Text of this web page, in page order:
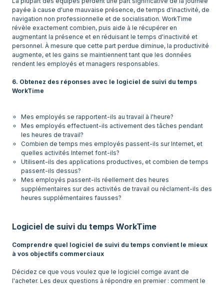
payée à cause d'une mauvaise présence, de temps d'inactivité, de
navigation non professionnelle et de socialisation. WorkTime
révèle exactement combien, puis aide à le récupérer en
augmentant la présence et en réduisant le temps d'inactivité et
personnel. À mesure que cette part perdue diminue, la productivité
augmente, et les gains se maintiennent tant que les données
rendent les employés et managers responsables.
6. Obtenez des réponses avec le logiciel de suivi du temps
WorkTime
Mes employés se rapportent-ils au travail à l'heure?
Mes employés effectuent-ils activement des tâches pendant
les heures de travail?
Combien de temps mes employés passent-ils sur Internet, et
quelles activités Internet font-ils?
Utilisent-ils des applications productives, et combien de temps
passent-ils dessus?
Mes employés passent-ils réellement des heures
supplémentaires sur des activités de travail ou réclament-ils des
heures supplémentaires fausses?
Logiciel de suivi du temps WorkTime
Comprendre quel logiciel de suivi du temps convient le mieux
à vos objectifs commerciaux
Décidez ce que vous voulez que le logiciel corrige avant de
l'acheter. Les deux questions à répondre en premier : comment le